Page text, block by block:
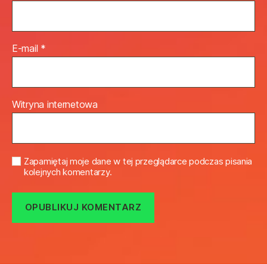
E-mail *
Witryna internetowa
Zapamiętaj moje dane w tej przeglądarce podczas pisania
kolejnych komentarzy.